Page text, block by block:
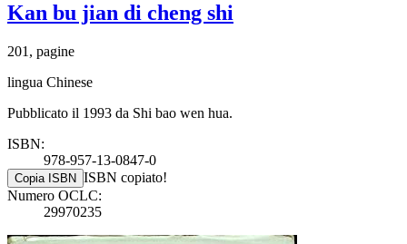
Kan bu jian di cheng shi
201, pagine
lingua Chinese
Pubblicato il 1993 da Shi bao wen hua.
ISBN:
978-957-13-0847-0
Copia ISBN ISBN copiato!
Numero OCLC:
29970235